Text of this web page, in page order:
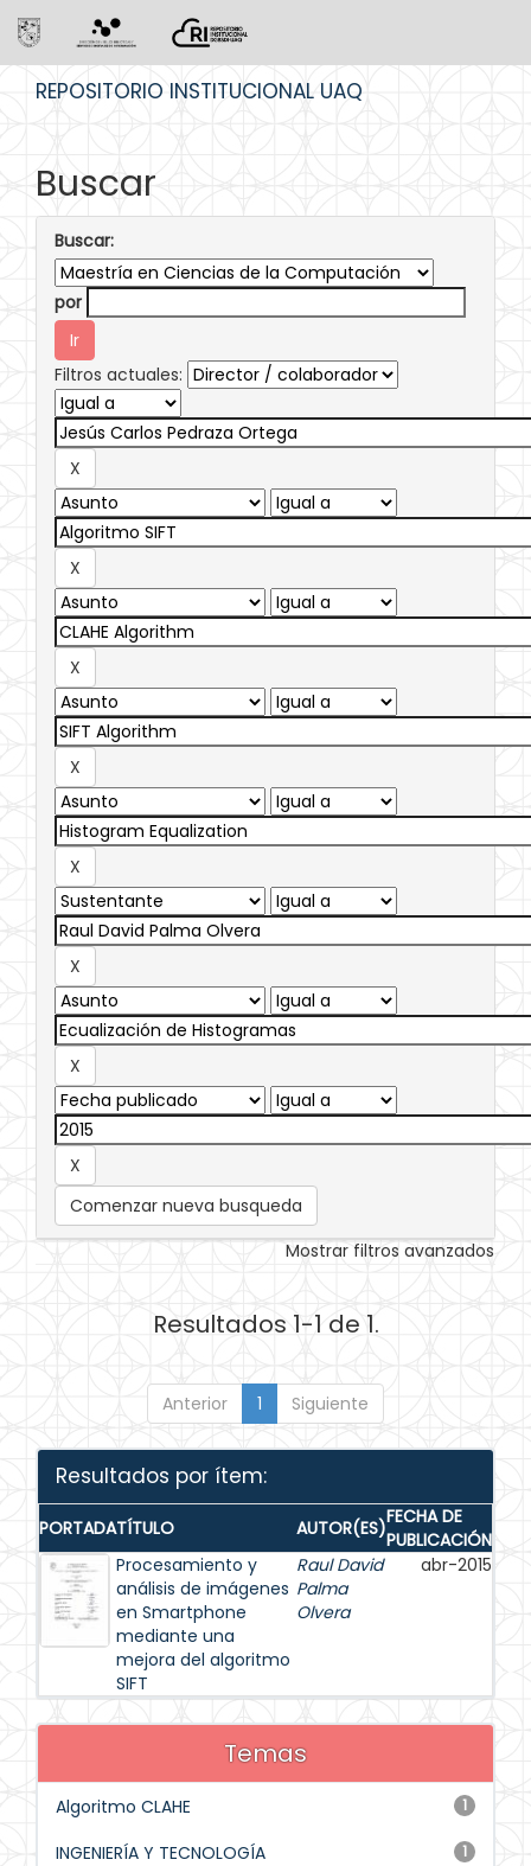
REPOSITORIO INSTITUCIONAL UAQ
Buscar
Buscar:
por
Filtros actuales:
Comenzar nueva busqueda
Mostrar filtros avanzados
Resultados 1-1 de 1.
Anterior 1 Siguiente
Resultados por ítem:
PORTADATÍTULO AUTOR(ES)FECHA DE
PUBLICACIÓN
Procesamiento y
análisis de imágenes
en Smartphone
mediante una
mejora del algoritmo
SIFT
Raul David
Palma
Olvera
abr-2015
Temas
1
Algoritmo CLAHE
1
INGENIERÍA Y TECNOLOGÍA